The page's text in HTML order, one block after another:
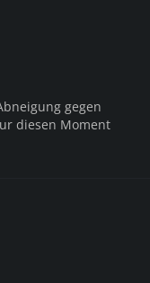
gegen
diesen Moment